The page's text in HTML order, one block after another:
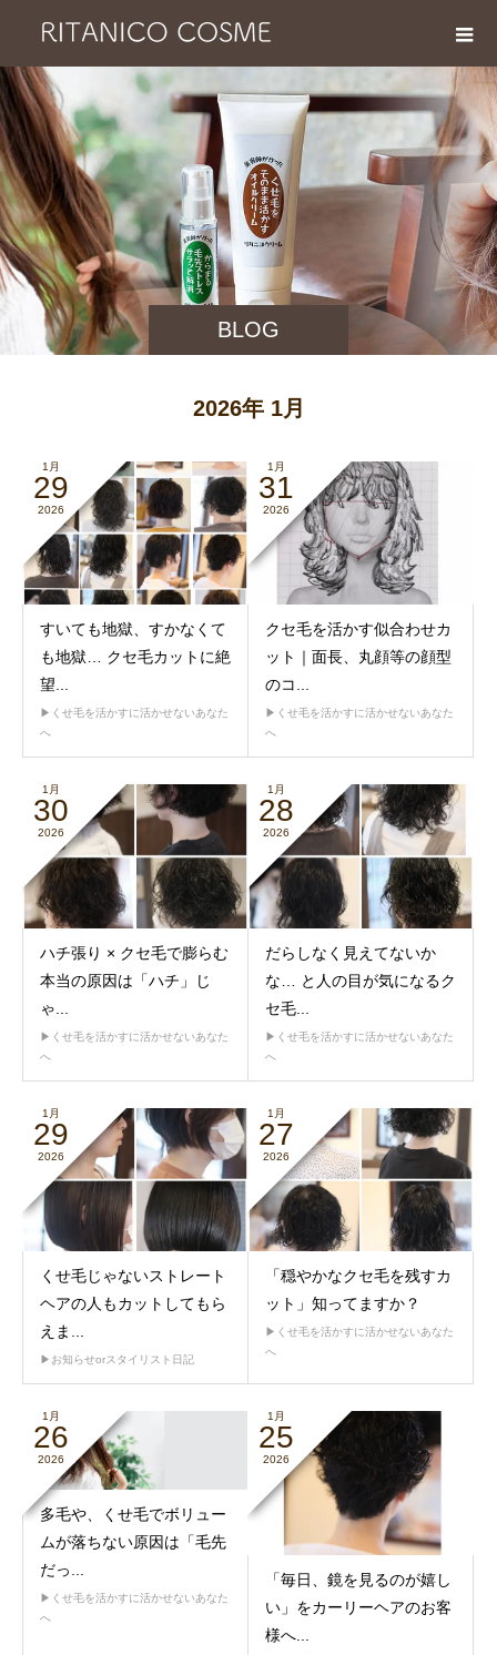
BLOG
2026年 1月
1月
29
2026
すいても地獄、すかなくて
も地獄… クセ毛カットに絶
望...
▶︎くせ毛を活かすに活かせないあなた
へ
1月
31
2026
クセ毛を活かす似合わせカ
ット｜面長、丸顔等の顔型
のコ...
▶︎くせ毛を活かすに活かせないあなた
へ
1月
30
2026
ハチ張り × クセ毛で膨らむ
本当の原因は「ハチ」じ
ゃ...
▶︎くせ毛を活かすに活かせないあなた
へ
1月
28
2026
だらしなく見えてないか
な… と人の目が気になるク
セ毛...
▶︎くせ毛を活かすに活かせないあなた
へ
1月
29
2026
くせ毛じゃないストレート
ヘアの人もカットしてもら
えま...
▶︎お知らせorスタイリスト日記
1月
27
2026
「穏やかなクセ毛を残すカ
ット」知ってますか？
▶︎くせ毛を活かすに活かせないあなた
へ
1月
26
2026
多毛や、くせ毛でボリュー
ムが落ちない原因は「毛先
だっ...
▶︎くせ毛を活かすに活かせないあなた
へ
1月
25
2026
「毎日、鏡を見るのが嬉し
い」をカーリーヘアのお客
様へ...